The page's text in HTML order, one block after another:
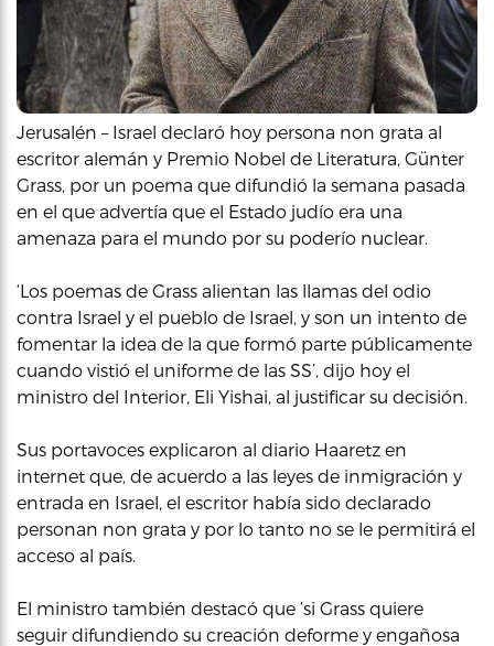
Jerusalén – Israel declaró hoy persona non grata al
escritor alemán y Premio Nobel de Literatura, Günter
Grass, por un poema que difundió la semana pasada
en el que advertía que el Estado judío era una
amenaza para el mundo por su poderío nuclear.
‘Los poemas de Grass alientan las llamas del odio
contra Israel y el pueblo de Israel, y son un intento de
fomentar la idea de la que formó parte públicamente
cuando vistió el uniforme de las SS’, dijo hoy el
ministro del Interior, Eli Yishai, al justificar su decisión.
Sus portavoces explicaron al diario Haaretz en
internet que, de acuerdo a las leyes de inmigración y
entrada en Israel, el escritor había sido declarado
personan non grata y por lo tanto no se le permitirá el
acceso al país.
El ministro también destacó que ‘si Grass quiere
seguir difundiendo su creación deforme y engañosa